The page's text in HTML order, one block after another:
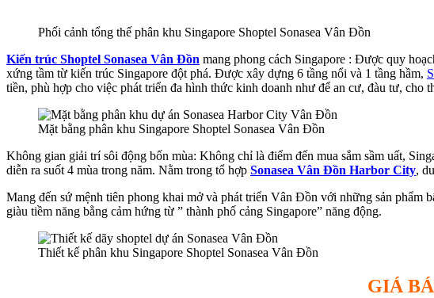
Phối cảnh tổng thế phân khu Singapore Shoptel Sonasea Vân Đồn
Kiến trúc Shoptel Sonasea Vân Đồn mang phong cách Singapore : Được quy
xứng tầm từ kiến trúc Singapore đột phá. Được xây dựng 6 tầng nổi và 1 tầng hầm,
tiền, phù hợp cho việc phát triển đa hình thức kinh doanh như để an cư, đàu tư, cho
Mặt bằng phân khu Singapore Shoptel Sonasea Vân Đồn
Không gian giải trí sôi động bốn mùa: Không chỉ là điểm đến mua sắm sầm uất,
diễn ra suốt 4 mùa trong năm. Nằm trong tổ hợp Sonasea Vân Đồn Harbor City,
Mang đến sứ mệnh tiên phong khai mở và phát triển Vân Đồn với những sản phẩm
giàu tiềm năng bằng cảm hứng từ ” thành phố cảng Singapore” năng động.
Thiết kế phân khu Singapore Shoptel Sonasea Vân Đồn
GIÁ